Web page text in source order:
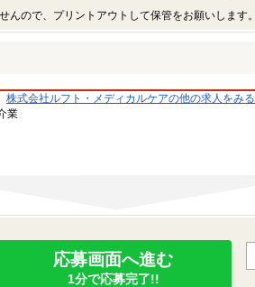
ので、プリントアウトして保管をお願いします。
株式会社ルフト・メディカルケアの他の求人をみる
業
応募画面へ進む
1分で応募完了!!